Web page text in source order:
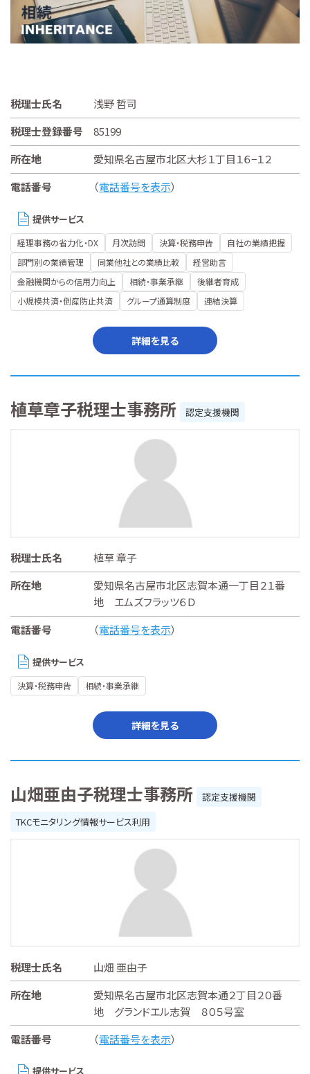
税理士氏名
浅野 哲司
税理士登録番号
85199
所在地
愛知県名古屋市北区大杉１丁目１６−１２
電話番号
（電話番号を表示）
提供サービス
経理事務の省力化・DX 月次訪問 決算・税務申告
自社の業績把握
部門別の業績管理
同業他社との業績比較
経営助言
金融機関からの信用力向上
相続・事業承継
後継者育成
小規模共済・倒産防止共済
グループ通算制度 連結決算
詳細を見る
植草章子税理士事務所 認定支援機関
税理士氏名
植草 章子
所在地
愛知県名古屋市北区志賀本通一丁目２１番
地 エムズフラッツ６Ｄ
電話番号
（電話番号を表示）
提供サービス
決算・税務申告 相続・事業承継
詳細を見る
山畑亜由子税理士事務所
認定支援機関
TKCモニタリング情報サービス利用
税理士氏名
山畑 亜由子
所在地
愛知県名古屋市北区志賀本通２丁目２０番
地 グランドエル志賀 ８０５号室
電話番号
（電話番号を表示）
提供サービス